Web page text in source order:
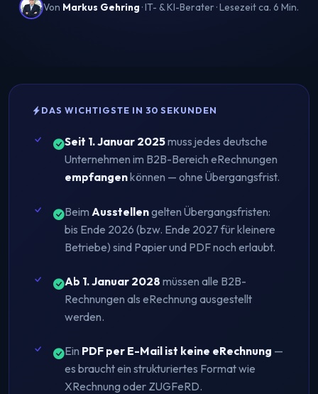
Von Markus Gehring · IT- & KI-Berater · Lesezeit ca. 6 Min.
DAS WICHTIGSTE IN 30 SEKUNDEN
Seit 1. Januar 2025muss jedes deutsche
Unternehmen im B2B-Bereich eRechnungen
empfangenkönnen — ohne Übergangsfrist.
Beim Ausstellengelten Übergangsfristen:
bis Ende 2026 (bzw. Ende 2027 für kleinere
Betriebe) sind Papier und PDF noch erlaubt.
Ab 1. Januar 2028 müssen alle B2B-
Rechnungen als eRechnung ausgestellt
werden.
Ein PDF per E-Mail ist keine eRechnung —
es braucht ein strukturiertes Format wie
XRechnung oder ZUGFeRD.